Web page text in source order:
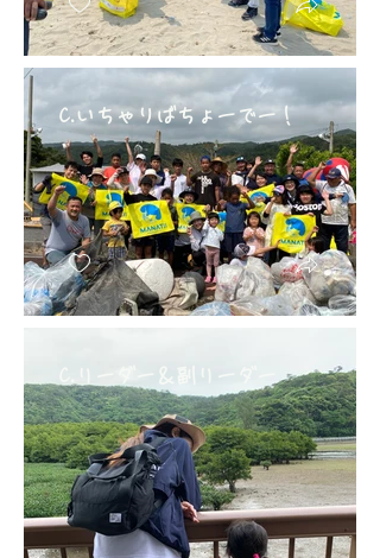
C.いちゃりばちょーでー！
C.リーダー＆副リーダー